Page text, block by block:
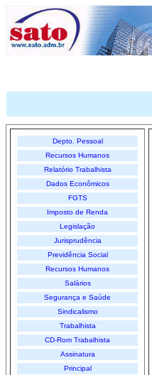
Depto. Pessoal
Recursos Humanos
Relatório Trabalhista
Dados Econômicos
FGTS
Imposto de Renda
Legislação
Jurisprudência
Previdência Social
Recursos Humanos
Salários
Segurança e Saúde
Sindicalismo
Trabalhista
CD-Rom Trabalhista
Assinatura
Principal